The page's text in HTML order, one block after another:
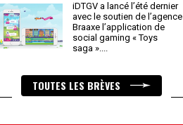
iDTGV a lancé l’été dernier
avec le soutien de l’agence
Braaxe l’application de
social gaming « Toys
saga »....
TOUTES LES BRÈVES